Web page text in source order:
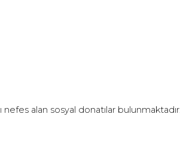
ı nefes alan sosyal donatılar bulunmaktadır.